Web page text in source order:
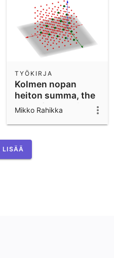
Kolmen nopan
heiton summa, the
sum of three dice
TYÖKIRJA
Mikko Rahikka
LISÄÄ